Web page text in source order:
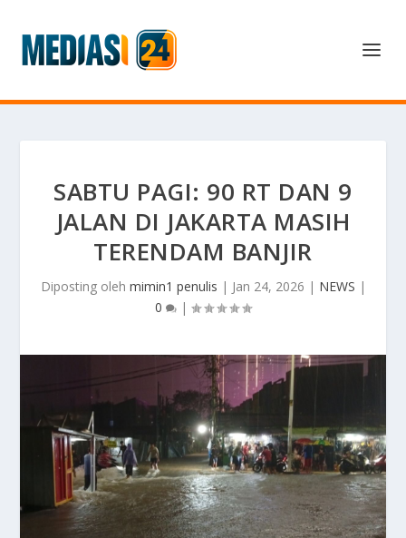
SABTU PAGI: 90 RT DAN 9
JALAN DI JAKARTA MASIH
TERENDAM BANJIR
Diposting oleh mimin1 penulis | Jan 24, 2026 | NEWS |
0
|